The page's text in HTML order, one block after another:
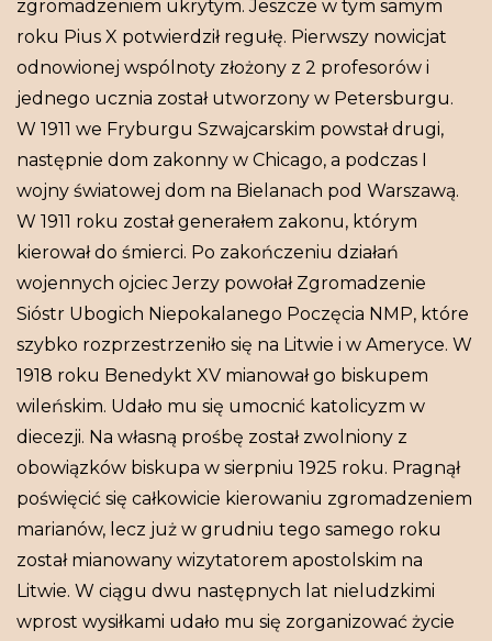
zgromadzeniem ukrytym. Jeszcze w tym samym
roku Pius X potwierdził regułę. Pierwszy nowicjat
odnowionej wspólnoty złożony z 2 profesorów i
jednego ucznia został utworzony w Petersburgu.
W 1911 we Fryburgu Szwajcarskim powstał drugi,
następnie dom zakonny w Chicago, a podczas I
wojny światowej dom na Bielanach pod Warszawą.
W 1911 roku został generałem zakonu, którym
kierował do śmierci. Po zakończeniu działań
wojennych ojciec Jerzy powołał Zgromadzenie
Sióstr Ubogich Niepokalanego Poczęcia NMP, które
szybko rozprzestrzeniło się na Litwie i w Ameryce. W
1918 roku Benedykt XV mianował go biskupem
wileńskim. Udało mu się umocnić katolicyzm w
diecezji. Na własną prośbę został zwolniony z
obowiązków biskupa w sierpniu 1925 roku. Pragnął
poświęcić się całkowicie kierowaniu zgromadzeniem
marianów, lecz już w grudniu tego samego roku
został mianowany wizytatorem apostolskim na
Litwie. W ciągu dwu następnych lat nieludzkimi
wprost wysiłkami udało mu się zorganizować życie